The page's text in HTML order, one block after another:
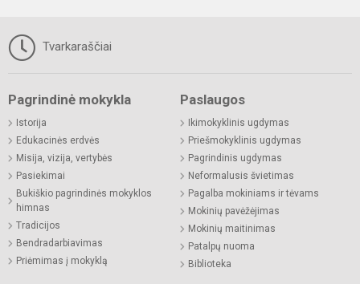
Tvarkaraščiai
Pagrindinė mokykla
Istorija
Edukacinės erdvės
Misija, vizija, vertybės
Pasiekimai
Bukiškio pagrindinės mokyklos
himnas
Tradicijos
Bendradarbiavimas
Priėmimas į mokyklą
Paslaugos
Ikimokyklinis ugdymas
Priešmokyklinis ugdymas
Pagrindinis ugdymas
Neformalusis švietimas
Pagalba mokiniams ir tėvams
Mokinių pavėžėjimas
Mokinių maitinimas
Patalpų nuoma
Biblioteka